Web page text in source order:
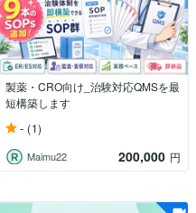
製薬・CRO向け_治験対応QMSを最
短構築します
- (1)
Maimu22 200,000 円